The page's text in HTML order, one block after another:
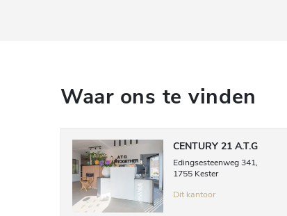
Waar ons te vinden
CENTURY 21 A.T.G
Edingsesteenweg 341,
1755 Kester
Dit kantoor